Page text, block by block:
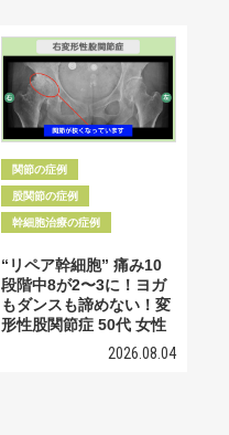
関節の症例
股関節の症例
幹細胞治療の症例
“リペア幹細胞” 痛み10
段階中8が2〜3に！ヨガ
もダンスも諦めない！変
形性股関節症 50代 女性
2026.08.04